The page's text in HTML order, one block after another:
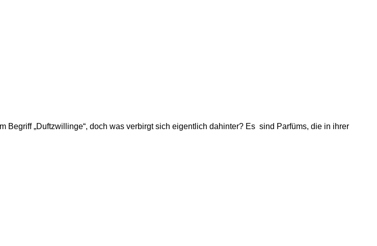
„Duftzwillinge“, doch was verbirgt sich eigentlich dahinter? Es sind Parfüms, die in ihrer